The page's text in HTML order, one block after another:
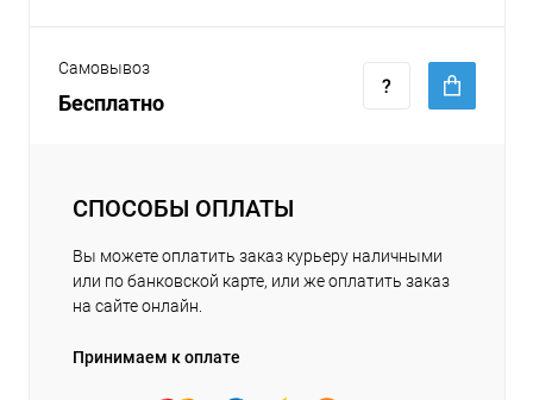
Самовывоз
Бесплатно
СПОСОБЫ ОПЛАТЫ
Вы можете оплатить заказ курьеру наличными
или по банковской карте, или же оплатить заказ
на сайте онлайн.
Принимаем к оплате